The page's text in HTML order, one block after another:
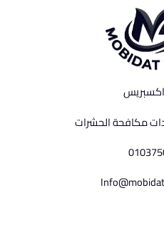
مكافحة الحشرات